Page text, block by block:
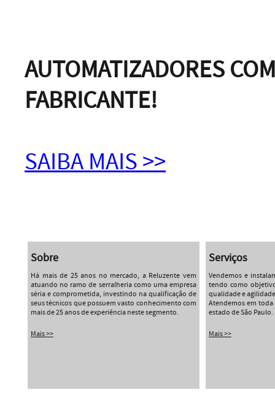
AUTOMATIZADORES
FABRICANTE!
SAIBA MAIS >>
Sobre
Há mais de 25 anos no mercado, a Reluzente vem
atuando no ramo de serralheria como uma empresa
séria e comprometida, investindo na qualificação de
seus técnicos que possuem vasto conhecimento com
mais de 25 anos de experiência neste segmento.
Mais >>
Serviços
Vendemos e
tendo como
qualidade e
Atendemos em toda
estado de São Paulo.
Mais >>